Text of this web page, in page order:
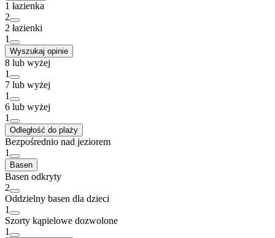
1 łazienka
2
2 łazienki
1
Wyszukaj opinie
8 lub wyżej
1
7 lub wyżej
1
6 lub wyżej
1
Odległość do plaży
Bezpośrednio nad jeziorem
1
Basen
Basen odkryty
2
Oddzielny basen dla dzieci
1
Szorty kąpielowe dozwolone
1